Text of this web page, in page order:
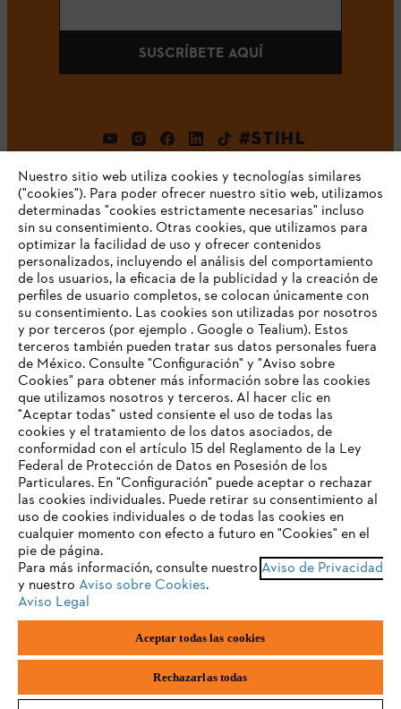
SUSCRÍBETE AQUÍ
#STIHL
Empresa
Preguntas frecuentes
Contacto
Aviso de privacidad
Aviso de privacidad sobre cookies Información legal
Andreas STIHL S.A. de C.V., con domicilio Kilómetro 117 Autopista
México-Puebla, Nave 30, Parque Industrial FINSA, Cuautlancingo,
TU NAVEGADOR NO ES
COMPATIBLE
El navegador que estás utilizando no es compatible con
nuestra página web. Para que puedas disfrutar de nuestro
contenido, utiliza uno de los siguientes navegadores:
firefox chrome
safari edge
Nuestro sitio web utiliza cookies y tecnologías similares
("cookies"). Para poder ofrecer nuestro sitio web, utilizamos
determinadas "cookies estrictamente necesarias" incluso
sin su consentimiento. Otras cookies, que utilizamos para
optimizar la facilidad de uso y ofrecer contenidos
personalizados, incluyendo el análisis del comportamiento
de los usuarios, la eficacia de la publicidad y la creación de
perfiles de usuario completos, se colocan únicamente con
su consentimiento. Las cookies son utilizadas por nosotros
y por terceros (por ejemplo . Google o Tealium). Estos
terceros también pueden tratar sus datos personales fuera
de México. Consulte "Configuración" y "Aviso sobre
Cookies" para obtener más información sobre las cookies
que utilizamos nosotros y terceros. Al hacer clic en
"Aceptar todas" usted consiente el uso de todas las
cookies y el tratamiento de los datos asociados, de
conformidad con el artículo 15 del Reglamento de la Ley
Federal de Protección de Datos en Posesión de los
Particulares. En "Configuración" puede aceptar o rechazar
las cookies individuales. Puede retirar su consentimiento al
uso de cookies individuales o de todas las cookies en
cualquier momento con efecto a futuro en "Cookies" en el
pie de página.
Para más información, consulte nuestro Aviso de Privacidad
y nuestro Aviso sobre Cookies.
Aviso Legal
Aceptar todas las cookies
Rechazarlas todas